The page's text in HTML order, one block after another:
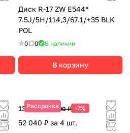
Диск R-17 ZW E544*
7.5J/5H/114,3/67.1/+35 BLK
POL
0 0 В наличии
В корзину
Рассрочка
13 010 ₽13 990 ₽ -7%
52 040 ₽ за 4 шт.